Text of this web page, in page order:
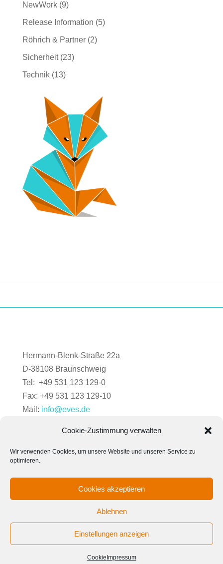
Cookie-Zustimmung verwalten
Wir verwenden Cookies, um unsere Website und unseren Service zu
optimieren.
Cookies akzeptieren
Ablehnen
Einstellungen anzeigen
Cookie Impressum
NewWork(9)
Release Information (5)
Röhrich & Partner(2)
Sicherheit(23)
Technik(13)
Hermann-Blenk-Straße 22a
D-38108 Braunschweig
Tel: +49 531 123 129-0
Fax: +49 531 123 129-10
Mail: info@eves.de